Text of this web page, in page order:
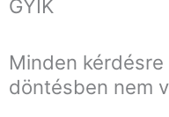
GYIK
Minden
döntésben nem